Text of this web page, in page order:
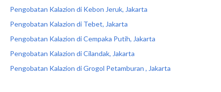
Pengobatan Kalazion di Kebon Jeruk, Jakarta
Pengobatan Kalazion di Tebet, Jakarta
Pengobatan Kalazion di Cempaka Putih, Jakarta
Pengobatan Kalazion di Cilandak, Jakarta
Pengobatan Kalazion di Grogol Petamburan , Jakarta